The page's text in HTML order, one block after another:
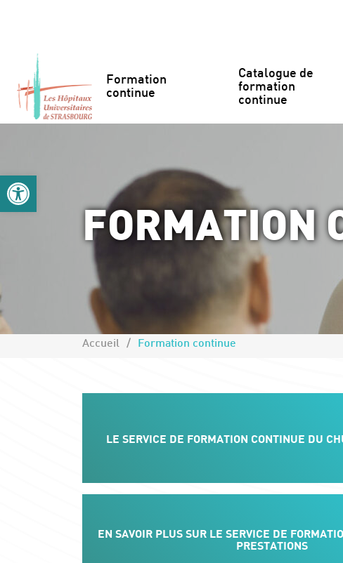
Ouvrir la barre d’outils
Formation
continue
Catalogue de
formation
continue
FORMATION
Accueil Formation continue
LE SERVICE DE FORMATION CONTINUE DU
EN SAVOIR PLUS SUR LE SERVICE DE
PRESTATIONS